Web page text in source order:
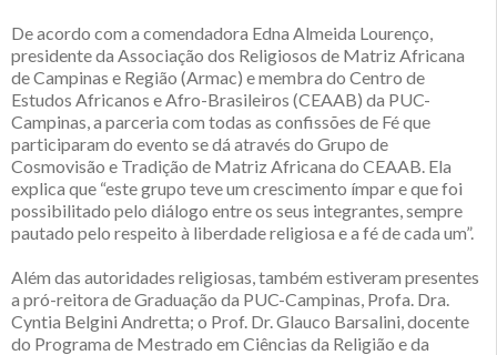
De acordo com a comendadora Edna Almeida Lourenço,
presidente da Associação dos Religiosos de Matriz Africana
de Campinas e Região (Armac) e membra do Centro de
Estudos Africanos e Afro-Brasileiros (CEAAB) da PUC-
Campinas, a parceria com todas as confissões de Fé que
participaram do evento se dá através do Grupo de
Cosmovisão e Tradição de Matriz Africana do CEAAB. Ela
explica que “este grupo teve um crescimento ímpar e que foi
possibilitado pelo diálogo entre os seus integrantes, sempre
pautado pelo respeito à liberdade religiosa e a fé de cada um”.
Além das autoridades religiosas, também estiveram presentes
a pró-reitora de Graduação da PUC-Campinas, Profa. Dra.
Cyntia Belgini Andretta; o Prof. Dr. Glauco Barsalini, docente
do Programa de Mestrado em Ciências da Religião e da